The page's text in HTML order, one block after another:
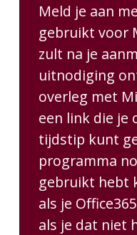
Meld je aan
gebruikt voor
zult na je
uitnodiging
overleg met
een link die je
tijdstip kunt
programma
gebruikt hebt
als je
als je dat niet